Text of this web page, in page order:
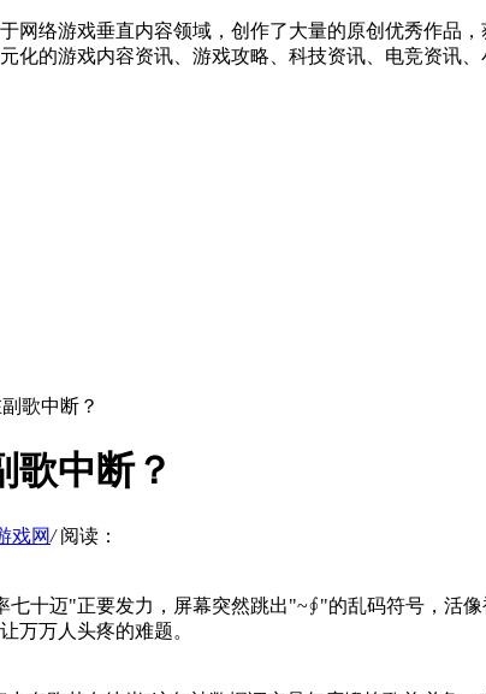
网络游戏垂直内容领域，创作了大量的原创优秀作品
化的游戏内容资讯、游戏攻略、科技资讯、电竞资讯
歌中断？
歌中断？
戏网/ 阅读：
十迈"正要发力，屏幕突然跳出"~∮"的乱码符号，活
万万人头疼的难题。